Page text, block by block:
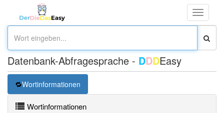
Toggle
Datenbank-Abfragesprache - DDDEasy
Wortinformationen
Wortinformationen